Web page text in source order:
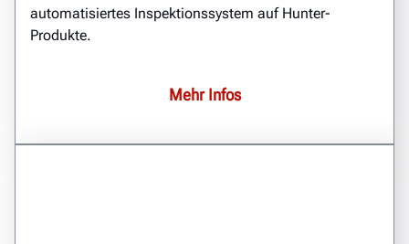
automatisiertes Inspektionssystem auf Hunter-
Produkte.
Mehr Infos